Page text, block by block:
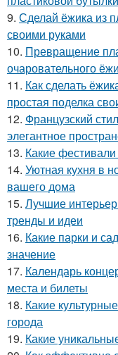
9. Сделай ёжика из
своими руками
10. Превращение
очаровательного
11. Как сделать
простая поделка
12. Французский
элегантное
13. Какие
14. Уютная кухня в
вашего дома
15. Лучшие
тренды и идеи
16. Какие парки и
значение
17. Календарь
места и билеты
18. Какие
города
19. Какие